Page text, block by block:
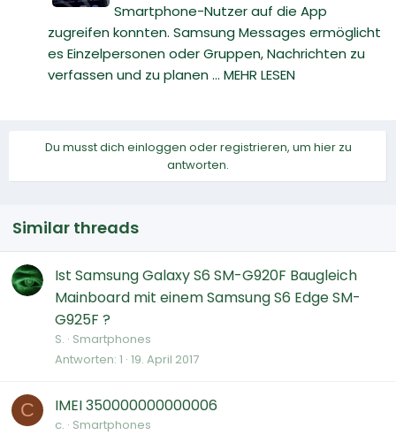
Smartphone-Nutzer auf die App
zugreifen konnten. Samsung Messages ermöglicht
es Einzelpersonen oder Gruppen, Nachrichten zu
verfassen und zu planen ... MEHR LESEN
Du musst dich einloggen oder registrieren, um hier zu
antworten.
Similar threads
Ist Samsung Galaxy S6 SM-G920F Baugleich
Mainboard mit einem Samsung S6 Edge SM-
G925F ?
S. Smartphones
Antworten 1 19. April 2017
C IMEI 350000000000006
c. Smartphones